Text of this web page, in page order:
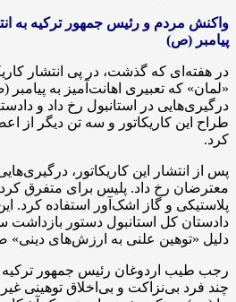
واکنش مردم و رئیس جمهور ترکیه به
پیامبر (ص)
در هفته‌ای که گذشت، در پی انتشار
«لمان» که تعبیری اهانت‌آمیز به
درگیری‌هایی در استانبول رخ داد و
طراح این کاریکاتور و سه تن دیگر از
کرد.
پس از انتشار این کاریکاتور،
معترضان رخ داد. پلیس برای متفرق
پلاستیکی و گاز اشک‌آور استفاده کرد.
دادستان کل استانبول دستور بازداشت
دلیل «توهین علنی به ارزش‌های دینی»
رجب طیب اردوغان رئیس جمهور ترکیه
چند فرد بی‌نزاکت و بی‌اخلاق توهینی